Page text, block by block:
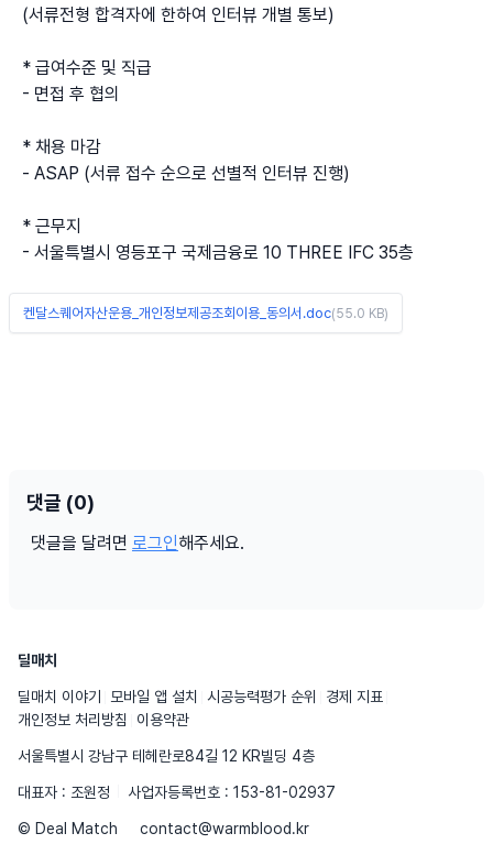
(서류전형 합격자에 한하여 인터뷰 개별 통보)
* 급여수준 및 직급
- 면접 후 협의
* 채용 마감
- ASAP (서류 접수 순으로 선별적 인터뷰 진행)
* 근무지
- 서울특별시 영등포구 국제금융로 10 THREE IFC 35층
켄달스퀘어자산운용_개인정보제공조회이용_동의서.doc(55.0 KB)
댓글 (0)
댓글을 달려면 로그인해주세요.
딜매치
딜매치 이야기 모바일 앱 설치 시공능력평가 순위
경제 지표
개인정보 처리방침
이용약관
서울특별시 강남구 테헤란로84길 12 KR빌딩 4층
대표자 : 조원정 사업자등록번호 : 153-81-02937
© Deal Match contact@warmblood.kr